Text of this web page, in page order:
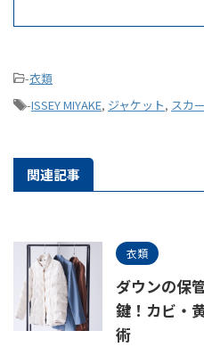
-衣類
-ISSEY MIYAKE, ジャケット, スカ
関連記事
衣類
ダウンの保
鍵！カビ・
術